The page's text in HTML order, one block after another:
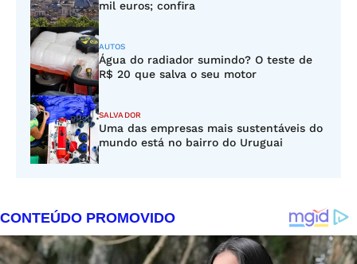
mil euros; confira
AUTOS
Água do radiador sumindo? O teste de
R$ 20 que salva o seu motor
SALVADOR
Uma das empresas mais sustentáveis do
mundo está no bairro do Uruguai